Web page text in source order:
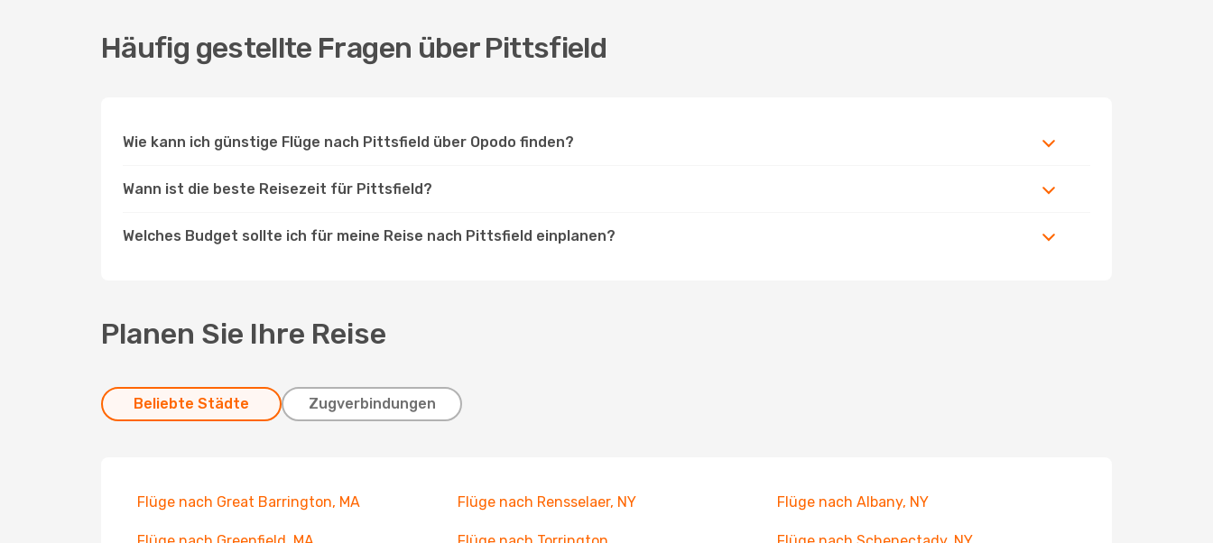
Häufig gestellte Fragen über Pittsfield
Wie kann ich günstige Flüge nach Pittsfield über Opodo finden?
Wann ist die beste Reisezeit für Pittsfield?
Welches Budget sollte ich für meine Reise nach Pittsfield einplanen?
Planen Sie Ihre Reise
Beliebte Städte Zugverbindungen
Flüge nach Great Barrington, MA Flüge nach Rensselaer, NY Flüge nach Albany, NY